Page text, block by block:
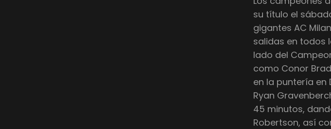
su título el
gigantes AC
salidas en todos
lado del
como Conor
en la puntería en
Ryan
45 minutos,
Robertson, así